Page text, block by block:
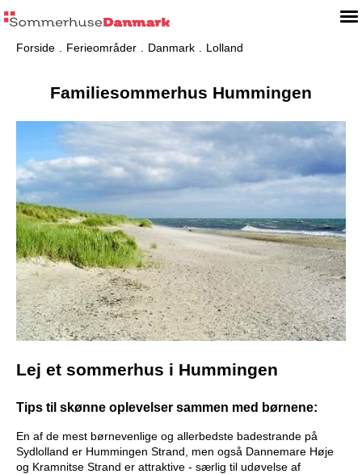
Forside Ferieområder Danmark Lolland
Familiesommerhus Hummingen
Lej et sommerhus i Hummingen
Tips til skønne oplevelser sammen med børnene:
En af de mest børnevenlige og allerbedste badestrande på
Sydlolland er Hummingen Strand, men også Dannemare Høje
og Kramnitse Strand er attraktive - særlig til udøvelse af